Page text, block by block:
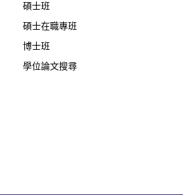
碩士班
碩士在職專班
博士班
學位論文搜尋